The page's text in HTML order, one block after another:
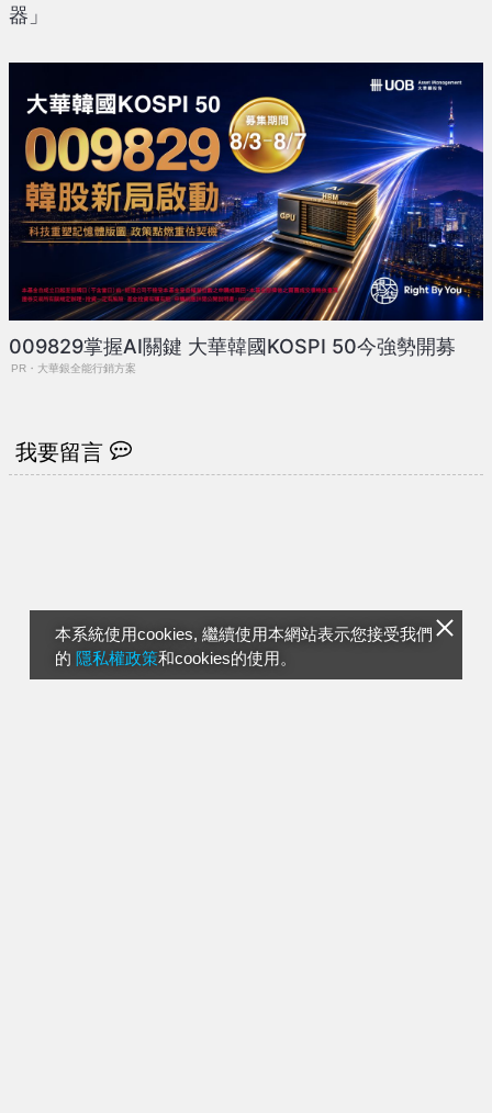
本系統使用cookies, 繼續使用本網站表示您接受我們
的 隱私權政策和cookies的使用。
器」
009829掌握AI關鍵 大華韓國KOSPI 50今強勢開募
PR・大華銀全能行銷方案
我要留言